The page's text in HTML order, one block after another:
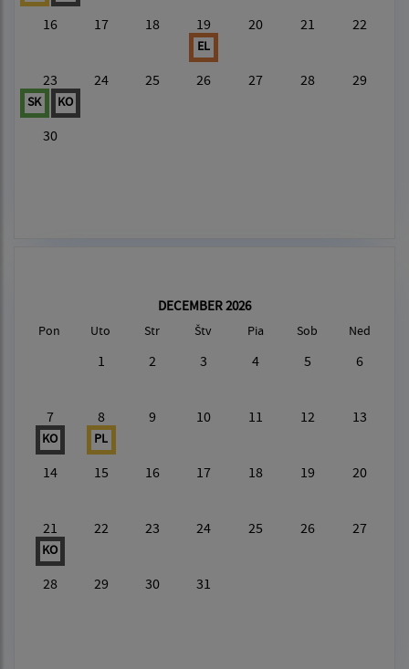
16 17 18 19
EL
20 21 22
23
SK KO
24 25 26 27 28 29
30
DECEMBER 2026
Pon Uto Str Štv Pia Sob Ned
1 2 3 4 5 6
7
KO
8
PL
9 10 11 12 13
14 15 16 17 18 19 20
21
KO
22 23 24 25 26 27
28 29 30 31